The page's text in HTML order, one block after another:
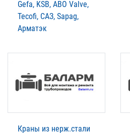
Gefa, KSB, ABO Valve,
Tecofi, САЗ, Sapag,
Арматэк
Краны из нерж.стали